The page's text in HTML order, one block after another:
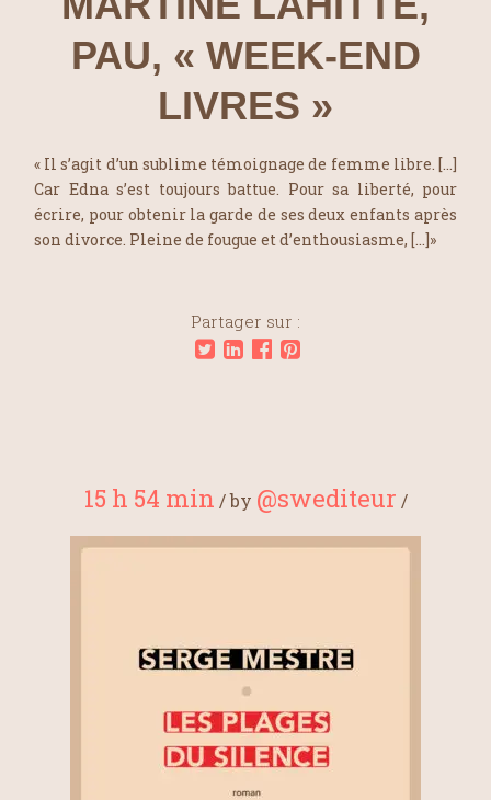
PAU, « WEEK-END
LIVRES »
« Il s’agit d’un sublime témoignage de femme libre. […]
Car Edna s’est toujours battue. Pour sa liberté, pour
écrire, pour obtenir la garde de ses deux enfants après
son divorce. Pleine de fougue et d’enthousiasme, […]»
Partager sur :
15 h 54 min /by @swediteur /